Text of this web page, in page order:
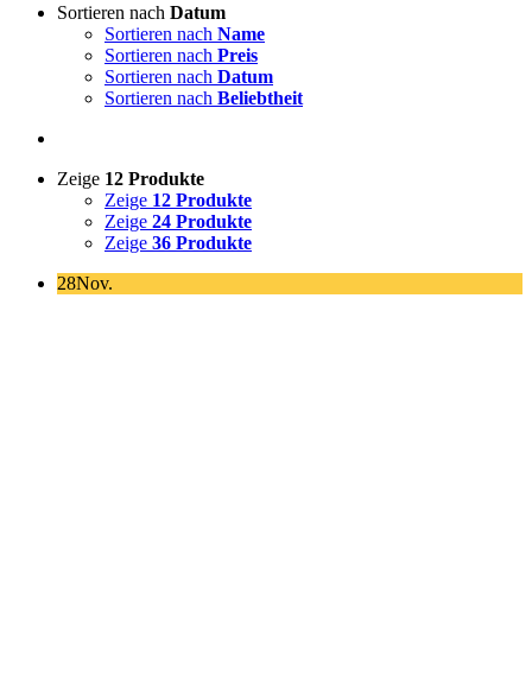
Sortieren nach Datum
Sortieren nach Name
Sortieren nach Preis
Sortieren nach Datum
Sortieren nach Beliebtheit
Zeige 12 Produkte
Zeige 12 Produkte
Zeige 24 Produkte
Zeige 36 Produkte
28Nov.